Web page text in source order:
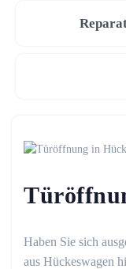
Haben Sie sich
aus Hückeswagen